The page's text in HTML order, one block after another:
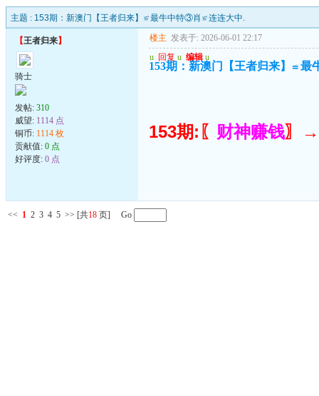
主题 : 153期：新澳门【王者归来】≌最牛中特③肖≌连连大中.
【王者归来】
骑士
发帖: 310
威望: 1114 点
铜币: 1114 枚
贡献值: 0 点
好评度: 0 点
楼主 发表于: 2026-06-01 22:17
u 回复 u 编辑 u
153期：新澳门【王者归来】≌
153期:〖 财神赚钱〗→
<< 1 2 3 4 5 >> [共18 页] Go